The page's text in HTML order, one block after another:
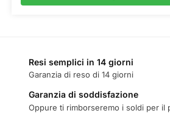
Resi semplici in 14 giorni
Garanzia di reso di 14 giorni
Garanzia di soddisfazione
Oppure ti rimborseremo i soldi per il